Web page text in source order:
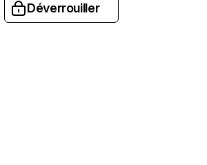
Déverrouiller